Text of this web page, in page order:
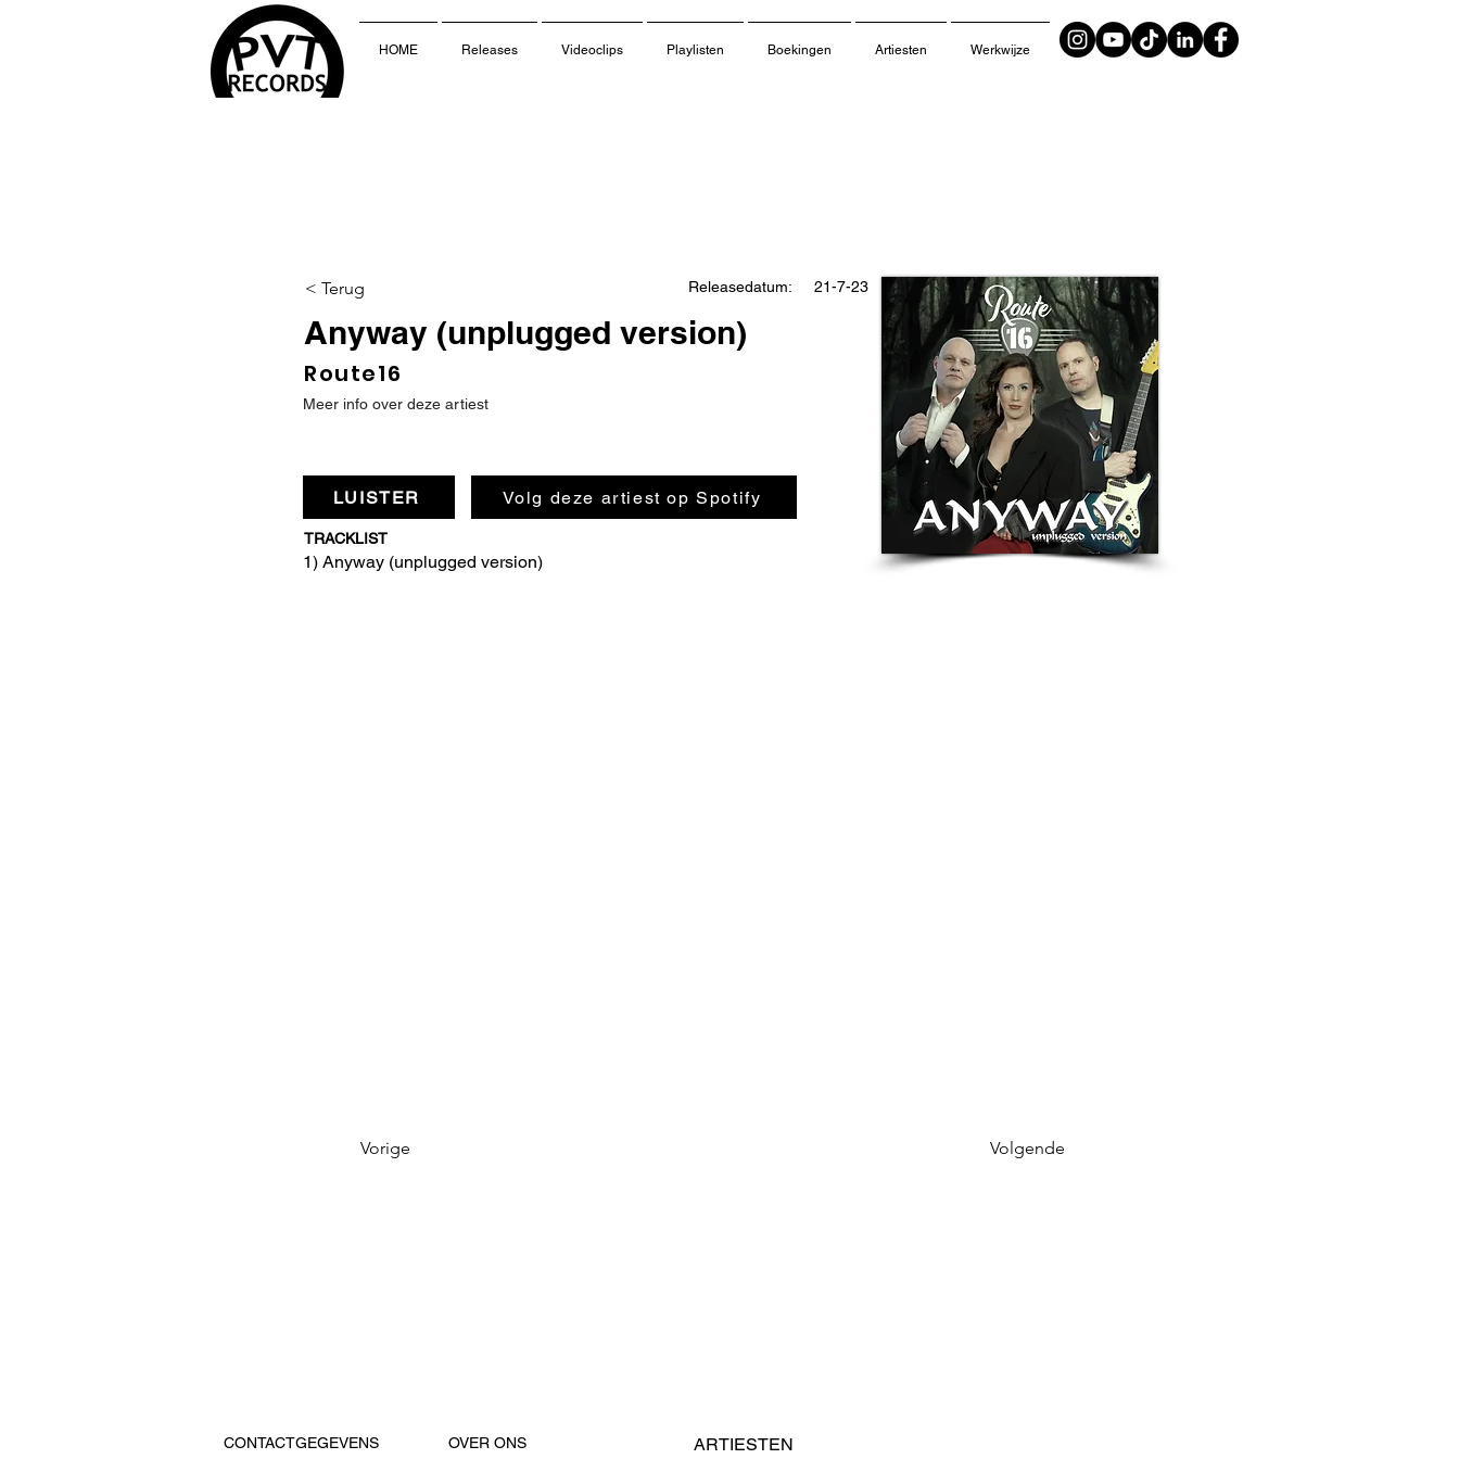
HOME Releases Videoclips Playlisten Boekingen Artiesten Werkwijze
< Terug Releasedatum: 21-7-23
Anyway (unplugged version)
Route16
Meer info over deze artiest
LUISTER Volg deze artiest op Spotify
TRACKLIST
1) Anyway (unplugged version)
Vorige Volgende
CONTACTGEGEVENS OVER ONS ARTIESTEN